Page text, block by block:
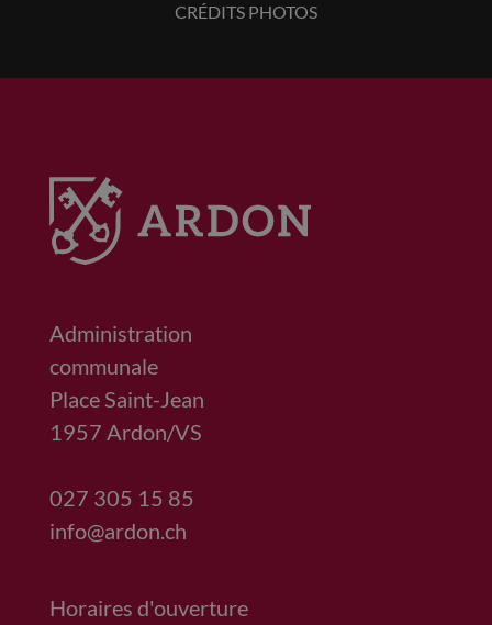
CRÉDITS PHOTOS
Administration
communale
Place Saint-Jean
1957 Ardon/VS
027 305 15 85
info@ardon.ch
Horaires d'ouverture